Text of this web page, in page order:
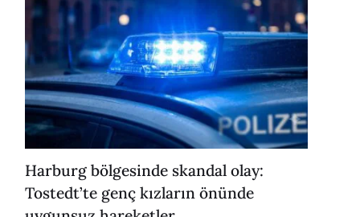
Harburg bölgesinde skandal olay:
Tostedt’te genç kızların önünde